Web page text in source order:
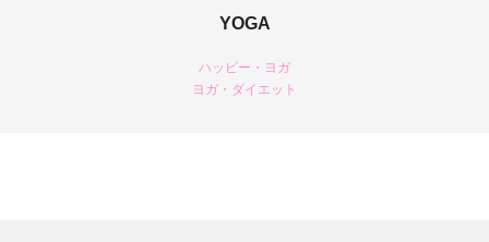
YOGA
ハッピー・ヨガ
ヨガ・ダイエット